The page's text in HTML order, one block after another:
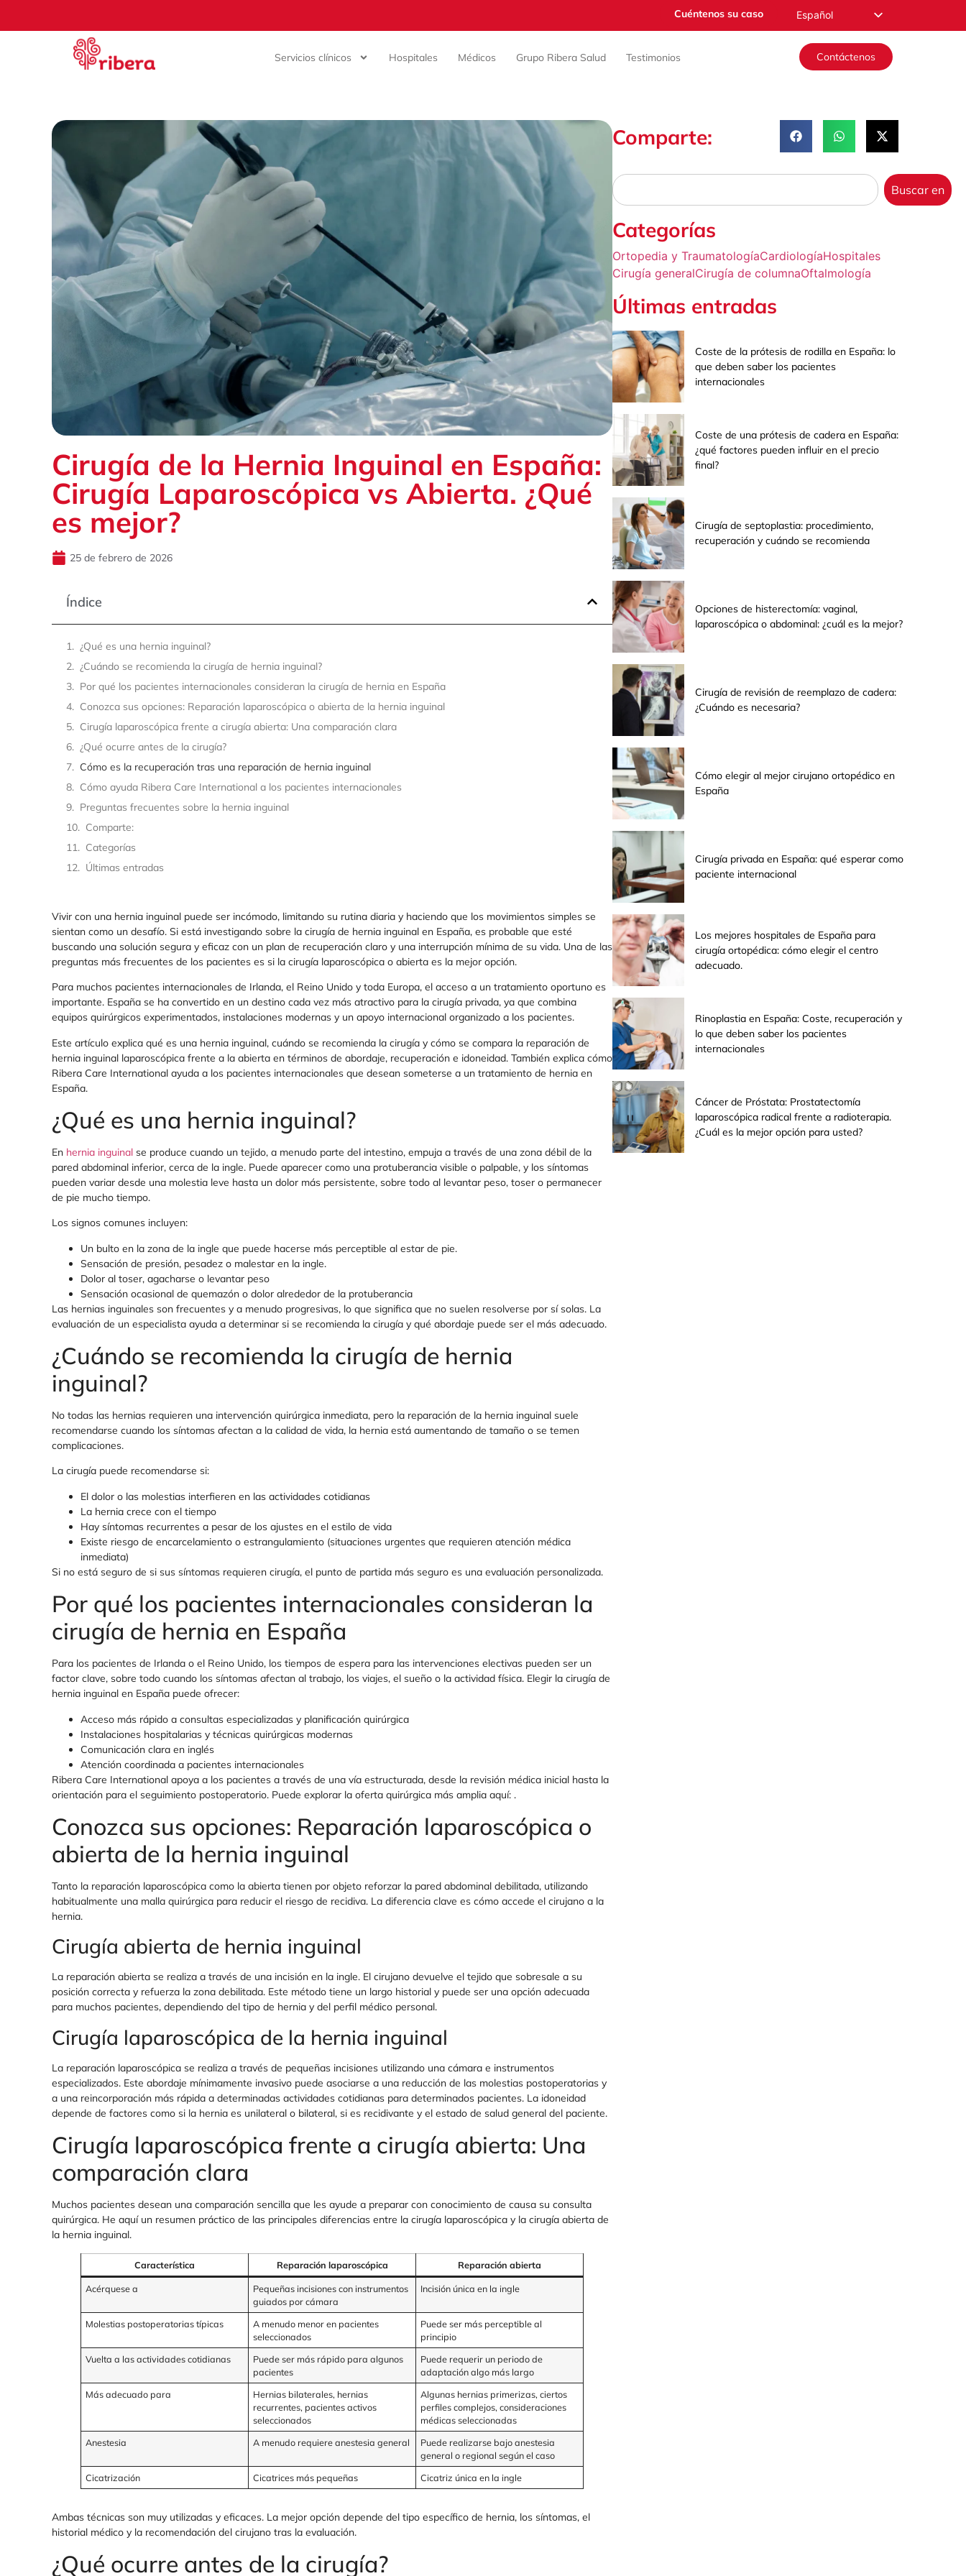
Cuéntenos su caso Español
English
Русский
Deutsch
العربية
Servicios clínicos Hospitales Médicos Grupo Ribera Salud Testimonios Contáctenos
Cirugía de la Hernia Inguinal en España:
Cirugía Laparoscópica vs Abierta. ¿Qué
es mejor?
25 de febrero de 2026
Índice
¿Qué es una hernia inguinal?
¿Cuándo se recomienda la cirugía de hernia inguinal?
Por qué los pacientes internacionales consideran la cirugía de hernia en España
Conozca sus opciones: Reparación laparoscópica o abierta de la hernia inguinal
Cirugía laparoscópica frente a cirugía abierta: Una comparación clara
¿Qué ocurre antes de la cirugía?
Cómo es la recuperación tras una reparación de hernia inguinal
Cómo ayuda Ribera Care International a los pacientes internacionales
Preguntas frecuentes sobre la hernia inguinal
Comparte:
Categorías
Últimas entradas
Vivir con una hernia inguinal puede ser incómodo, limitando su rutina diaria y haciendo que los movimientos simples se
sientan como un desafío. Si está investigando sobre la cirugía de hernia inguinal en España, es probable que esté
buscando una solución segura y eficaz con un plan de recuperación claro y una interrupción mínima de su vida. Una de las
preguntas más frecuentes de los pacientes es si la cirugía laparoscópica o abierta es la mejor opción.
Para muchos pacientes internacionales de Irlanda, el Reino Unido y toda Europa, el acceso a un tratamiento oportuno es
importante. España se ha convertido en un destino cada vez más atractivo para la cirugía privada, ya que combina
equipos quirúrgicos experimentados, instalaciones modernas y un apoyo internacional organizado a los pacientes.
Este artículo explica qué es una hernia inguinal, cuándo se recomienda la cirugía y cómo se compara la reparación de
hernia inguinal laparoscópica frente a la abierta en términos de abordaje, recuperación e idoneidad. También explica cómo
Ribera Care International ayuda a los pacientes internacionales que desean someterse a un tratamiento de hernia en
España.
¿Qué es una hernia inguinal?
En hernia inguinal se produce cuando un tejido, a menudo parte del intestino, empuja a través de una zona débil de la
pared abdominal inferior, cerca de la ingle. Puede aparecer como una protuberancia visible o palpable, y los síntomas
pueden variar desde una molestia leve hasta un dolor más persistente, sobre todo al levantar peso, toser o permanecer
de pie mucho tiempo.
Los signos comunes incluyen:
Un bulto en la zona de la ingle que puede hacerse más perceptible al estar de pie.
Sensación de presión, pesadez o malestar en la ingle.
Dolor al toser, agacharse o levantar peso
Sensación ocasional de quemazón o dolor alrededor de la protuberancia
Las hernias inguinales son frecuentes y a menudo progresivas, lo que significa que no suelen resolverse por sí solas. La
evaluación de un especialista ayuda a determinar si se recomienda la cirugía y qué abordaje puede ser el más adecuado.
¿Cuándo se recomienda la cirugía de hernia
inguinal?
No todas las hernias requieren una intervención quirúrgica inmediata, pero la reparación de la hernia inguinal suele
recomendarse cuando los síntomas afectan a la calidad de vida, la hernia está aumentando de tamaño o se temen
complicaciones.
La cirugía puede recomendarse si:
El dolor o las molestias interfieren en las actividades cotidianas
La hernia crece con el tiempo
Hay síntomas recurrentes a pesar de los ajustes en el estilo de vida
Existe riesgo de encarcelamiento o estrangulamiento (situaciones urgentes que requieren atención médica
inmediata)
Si no está seguro de si sus síntomas requieren cirugía, el punto de partida más seguro es una evaluación personalizada.
Por qué los pacientes internacionales consideran la
cirugía de hernia en España
Para los pacientes de Irlanda o el Reino Unido, los tiempos de espera para las intervenciones electivas pueden ser un
factor clave, sobre todo cuando los síntomas afectan al trabajo, los viajes, el sueño o la actividad física. Elegir la cirugía de
hernia inguinal en España puede ofrecer:
Acceso más rápido a consultas especializadas y planificación quirúrgica
Instalaciones hospitalarias y técnicas quirúrgicas modernas
Comunicación clara en inglés
Atención coordinada a pacientes internacionales
Ribera Care International apoya a los pacientes a través de una vía estructurada, desde la revisión médica inicial hasta la
orientación para el seguimiento postoperatorio. Puede explorar la oferta quirúrgica más amplia aquí: .
Conozca sus opciones: Reparación laparoscópica o
abierta de la hernia inguinal
Tanto la reparación laparoscópica como la abierta tienen por objeto reforzar la pared abdominal debilitada, utilizando
habitualmente una malla quirúrgica para reducir el riesgo de recidiva. La diferencia clave es cómo accede el cirujano a la
hernia.
Cirugía abierta de hernia inguinal
La reparación abierta se realiza a través de una incisión en la ingle. El cirujano devuelve el tejido que sobresale a su
posición correcta y refuerza la zona debilitada. Este método tiene un largo historial y puede ser una opción adecuada
para muchos pacientes, dependiendo del tipo de hernia y del perfil médico personal.
Cirugía laparoscópica de la hernia inguinal
La reparación laparoscópica se realiza a través de pequeñas incisiones utilizando una cámara e instrumentos
especializados. Este abordaje mínimamente invasivo puede asociarse a una reducción de las molestias postoperatorias y
a una reincorporación más rápida a determinadas actividades cotidianas para determinados pacientes. La idoneidad
depende de factores como si la hernia es unilateral o bilateral, si es recidivante y el estado de salud general del paciente.
Cirugía laparoscópica frente a cirugía abierta: Una
comparación clara
Muchos pacientes desean una comparación sencilla que les ayude a preparar con conocimiento de causa su consulta
quirúrgica. He aquí un resumen práctico de las principales diferencias entre la cirugía laparoscópica y la cirugía abierta de
la hernia inguinal.
Característica Reparación laparoscópica Reparación abierta
Acérquese a
Pequeñas incisiones con instrumentos
guiados por cámara
Incisión única en la ingle
Molestias postoperatorias típicas
A menudo menor en pacientes
seleccionados
Puede ser más perceptible al
principio
Vuelta a las actividades cotidianas
Puede ser más rápido para algunos
pacientes
Puede requerir un periodo de
adaptación algo más largo
Más adecuado para
Hernias bilaterales, hernias
recurrentes, pacientes activos
seleccionados
Algunas hernias primerizas, ciertos
perfiles complejos, consideraciones
médicas seleccionadas
Anestesia
A menudo requiere anestesia general
Puede realizarse bajo anestesia
general o regional según el caso
Cicatrización
Cicatrices más pequeñas Cicatriz única en la ingle
Ambas técnicas son muy utilizadas y eficaces. La mejor opción depende del tipo específico de hernia, los síntomas, el
historial médico y la recomendación del cirujano tras la evaluación.
¿Qué ocurre antes de la cirugía?
Comparte:
Buscar en
Categorías
Ortopedia y TraumatologíaCardiologíaHospitales
Cirugía generalCirugía de columnaOftalmología
Últimas entradas
Coste de la prótesis de rodilla en España: lo
que deben saber los pacientes
internacionales
Coste de una prótesis de cadera en España:
¿qué factores pueden influir en el precio
final?
Cirugía de septoplastia: procedimiento,
recuperación y cuándo se recomienda
Opciones de histerectomía: vaginal,
laparoscópica o abdominal: ¿cuál es la mejor?
Cirugía de revisión de reemplazo de cadera:
¿Cuándo es necesaria?
Cómo elegir al mejor cirujano ortopédico en
España
Cirugía privada en España: qué esperar como
paciente internacional
Los mejores hospitales de España para
cirugía ortopédica: cómo elegir el centro
adecuado.
Rinoplastia en España: Coste, recuperación y
lo que deben saber los pacientes
internacionales
Cáncer de Próstata: Prostatectomía
laparoscópica radical frente a radioterapia.
¿Cuál es la mejor opción para usted?